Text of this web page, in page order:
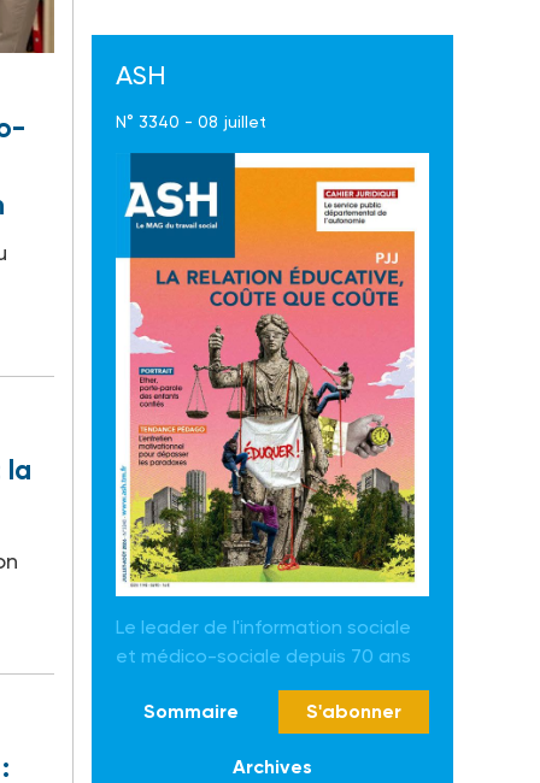
la
ASH
N° 3340 - 08 juillet
Le leader de l'information sociale
et médico-sociale depuis 70 ans
Sommaire S'abonner
Archives